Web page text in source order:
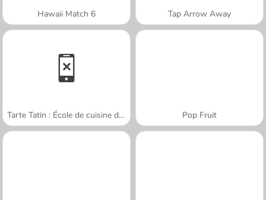
Hawaii Match 6 Tap Arrow Away
Tarte Tatin : École de cuisine de Sara Pop Fruit